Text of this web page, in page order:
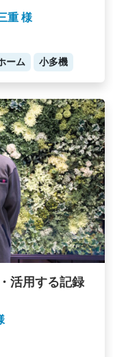
重 様
ーム 小多機
活用する記録